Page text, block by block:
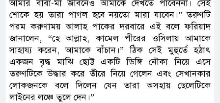
আমার বাবা-মা জীবনেও আমাকে দেখতে পাবেননা। সেই
শোকে হয় তারা পাগল হবে নয়তো মারা যাবেন।” তরুণটি
পরম করুণাময় আলাহ পাকের দরবারে এই বলে ফরিয়াদ
জানালেন, “হে আল্লাহ, কামেল পীরের ওসিলায় আমাকে
সাহায্য করেন, আমাকে বাঁচান।” ঠিক সেই মুহুর্তে হঠাৎ
একজন বৃদ্ধ মাঝি ছোট্ট একটি ডিঙ্গি নৌকা নিয়ে এসে
তরুণটিকে উদ্ধার করে তীরে নিয়ে গেলেন এবং সেখানকার
লোকজনকে বলে দিলেন যেন তারা অসহায় ছেলেটিকে
লাইনের লঞ্চে তুলে দেন।”